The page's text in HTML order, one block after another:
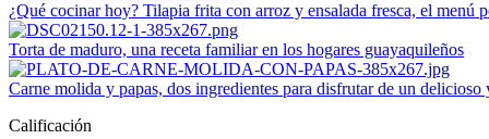
¿Qué cocinar hoy? Tilapia frita con arroz y ensalada fresca, el menú
Torta de maduro, una receta familiar en los hogares guayaquileños
Carne molida y papas, dos ingredientes para disfrutar de un
Calificación